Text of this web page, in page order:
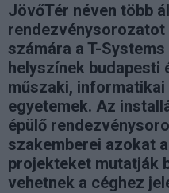
JövőTér néven több
számára a T-
helyszínek budapesti
műszaki,
egyetemek. Az
épülő
szakemberei azokat
projekteket mutatják
vehetnek a céghez